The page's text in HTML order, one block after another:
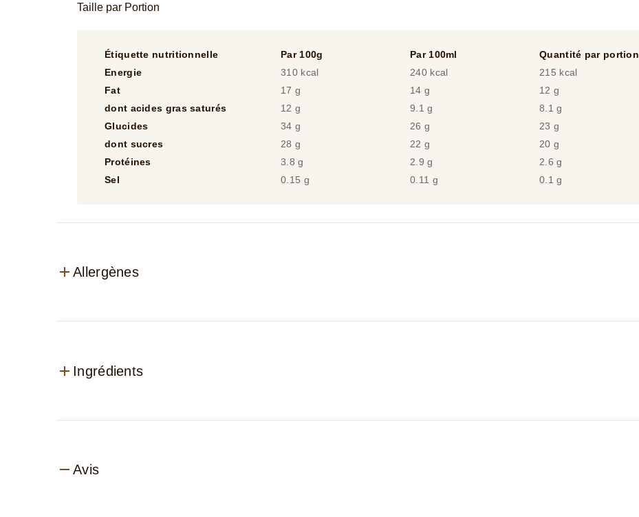
Taille par Portion
Étiquette nutritionnelle Par 100g Par 100ml Quantité par portion
Energie
310 kcal 240 kcal 215 kcal
Fat
17 g 14 g 12 g
dont acides gras saturés
12 g 9.1 g 8.1 g
Glucides
34 g 26 g 23 g
dont sucres
28 g 22 g 20 g
Protéines
3.8 g 2.9 g 2.6 g
Sel
0.15 g 0.11 g 0.1 g
Allergènes
Ingrédients
Avis